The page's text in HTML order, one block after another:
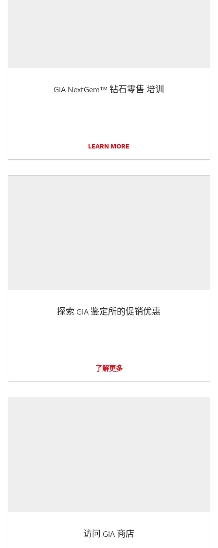
GIA NextGem™ 钻石零售 培训
LEARN MORE
探索 GIA 鉴定所的促销优惠
了解更多
访问 GIA 商店